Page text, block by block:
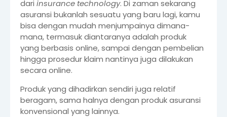
dari insurance technology. Di zaman sekarang
asuransi bukanlah sesuatu yang baru lagi, kamu
bisa dengan mudah menjumpainya dimana-
mana, termasuk diantaranya adalah produk
yang berbasis online, sampai dengan pembelian
hingga prosedur klaim nantinya juga dilakukan
secara online.
Produk yang dihadirkan sendiri juga relatif
beragam, sama halnya dengan produk asuransi
konvensional yang lainnya.